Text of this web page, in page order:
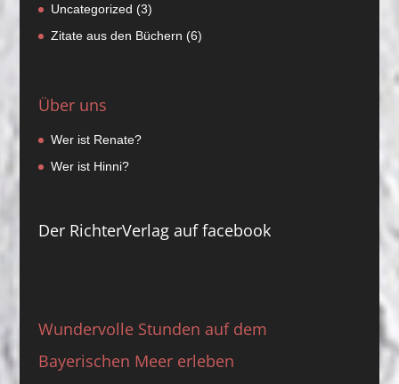
Uncategorized (3)
Zitate aus den Büchern (6)
Über uns
Wer ist Renate?
Wer ist Hinni?
Der RichterVerlag auf facebook
Wundervolle Stunden auf dem
Bayerischen Meer erleben